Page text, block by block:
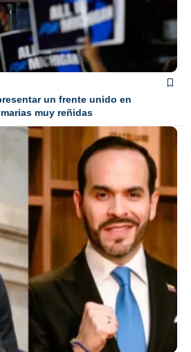
un frente unido en
muy reñidas